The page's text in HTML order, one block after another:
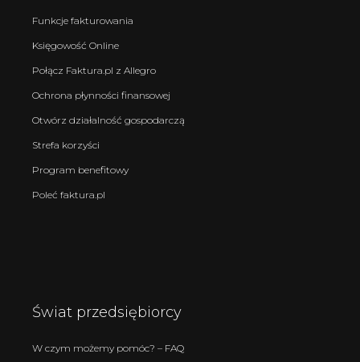
Funkcje fakturowania
Księgowość Online
Połącz Faktura.pl z Allegro
Ochrona płynności finansowej
Otwórz działalność gospodarczą
Strefa korzyści
Program benefitowy
Poleć faktura.pl
Świat przedsiębiorcy
W czym możemy pomóc? – FAQ